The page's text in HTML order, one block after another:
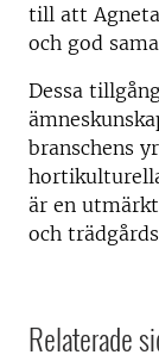
till att
och god
Dessa
branschens
är en
och
Relaterade